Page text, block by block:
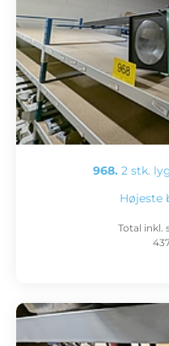
968. 2 stk.
Højeste
Total inkl.